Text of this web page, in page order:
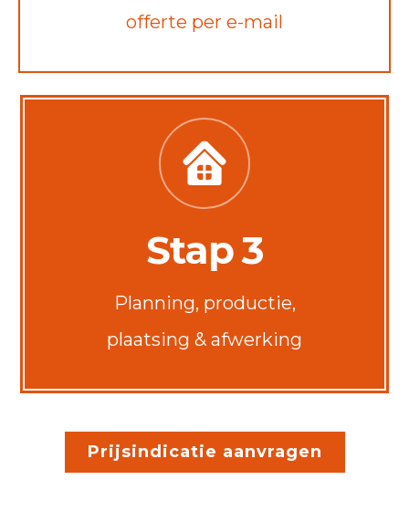
offerte per e-mail
Stap 3
Planning, productie,
plaatsing & afwerking
Prijsindicatie aanvragen